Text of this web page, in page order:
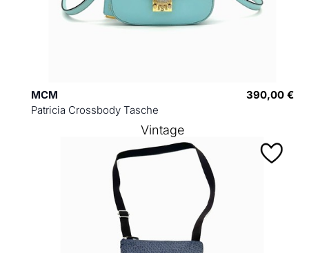
MCM
Patricia Crossbody Tasche
390,00 €
Vintage